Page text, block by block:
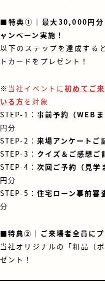
■ 特典①｜最大30,000円分
ャンペーン実施！
以下のステップを達成する
トカードをプレゼント！
※ 当社イベントに初めてご
いる方を対象
STEP-1： 事前予約（WEBま
円分
STEP-2： 来場アンケートご
STEP-3： クイズ＆ご感想ご
STEP-4： 次回ご予約（見学
円分
STEP-5： 住宅ローン事前審
分
■特典②｜ご来場者全員にプ
当社オリジナルの「粗品（
ゼント！